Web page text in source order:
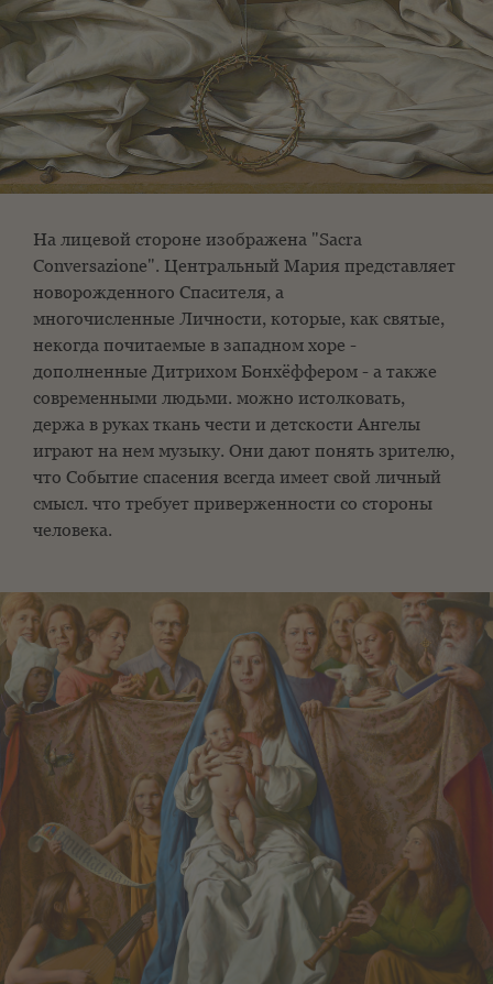
На лицевой стороне изображена "Sacra
Conversazione". Центральный Мария представляет
новорожденного Спасителя, а
многочисленные Личности, которые, как святые,
некогда почитаемые в западном хоре -
дополненные Дитрихом Бонхёффером - а также
современными людьми. можно истолковать,
держа в руках ткань чести и детскостиАнгелы
играют на нем музыку. Они дают понять зрителю,
что Событие спасения всегда имеет свой личный
смысл. что требует приверженности со стороны
человека.